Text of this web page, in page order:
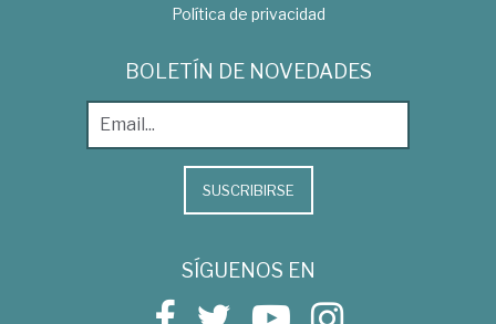
Política de privacidad
BOLETÍN DE NOVEDADES
SUSCRIBIRSE
SÍGUENOS EN